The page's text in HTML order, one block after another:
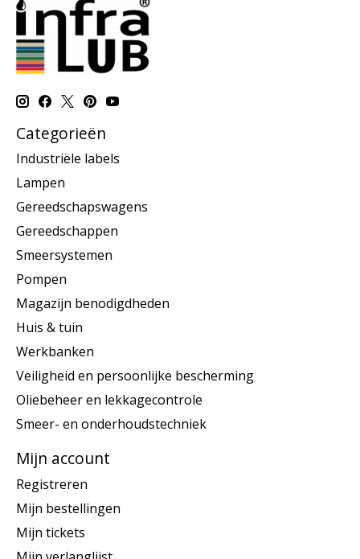
Categorieën
Industriële labels
Lampen
Gereedschapswagens
Gereedschappen
Smeersystemen
Pompen
Magazijn benodigdheden
Huis & tuin
Werkbanken
Veiligheid en persoonlijke bescherming
Oliebeheer en lekkagecontrole
Smeer- en onderhoudstechniek
Mijn account
Registreren
Mijn bestellingen
Mijn tickets